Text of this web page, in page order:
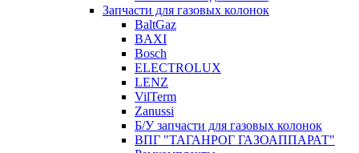
Запчасти для газовых колонок
BaltGaz
BAXI
Bosch
ELECTROLUX
LENZ
VilTerm
Zanussi
Б/У запчасти для газовых колонок
ВПГ "ТАГАНРОГ ГАЗОАППАРАТ"